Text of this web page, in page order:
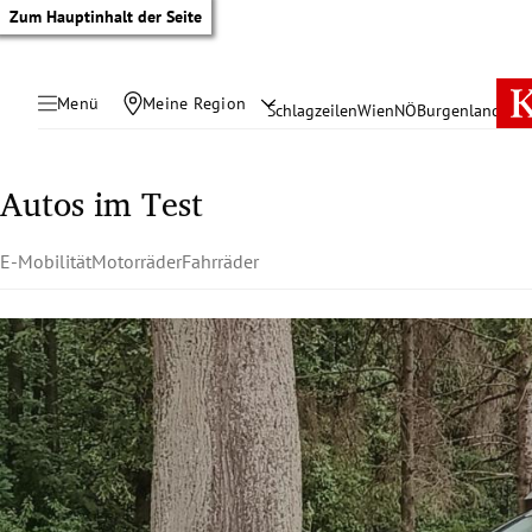
Zum Hauptinhalt der Seite
Menü Meine Region SchlagzeilenWienNÖBurgenland
Untermenü
Untermenü
Autos im Test
E-MobilitätMotorräderFahrräder